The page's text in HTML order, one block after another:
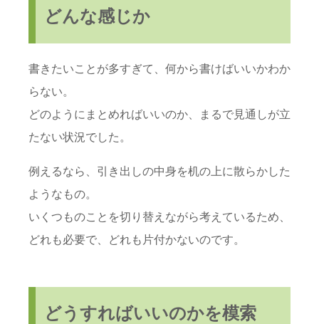
どんな感じか
書きたいことが多すぎて、何から書けばいいかわか
らない。
どのようにまとめればいいのか、まるで見通しが立
たない状況でした。
例えるなら、引き出しの中身を机の上に散らかした
ようなもの。
いくつものことを切り替えながら考えているため、
どれも必要で、どれも片付かないのです。
どうすればいいのかを模索